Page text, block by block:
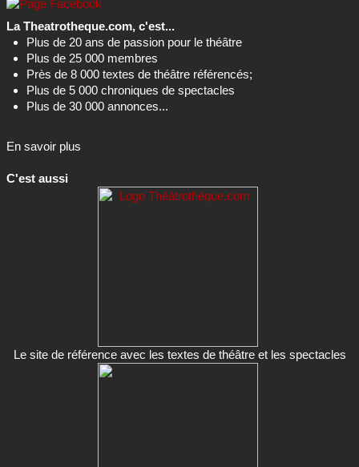
La Theatrotheque.com, c'est...
Plus de 20 ans de passion pour le théâtre
Plus de 25 000 membres
Près de 8 000 textes de théâtre référencés;
Plus de 5 000 chroniques de spectacles
Plus de 30 000 annonces...
En savoir plus
C'est aussi
Le site de référence avec les textes de théâtre et les spectacles